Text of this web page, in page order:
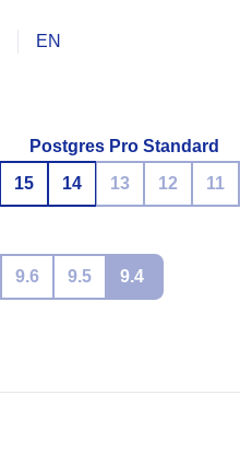
EN
Postgres Pro Standard
15 14 13 12 11
9.6 9.5 9.4